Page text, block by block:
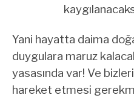
Yani hayatta daima
duygulara maruz
yasasında var! Ve
hareket etmesi